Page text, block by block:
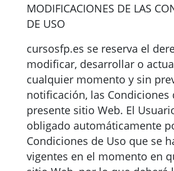
MODIFICACIONES DE LAS
DE USO
cursosfp.es se reserva el
modificar, desarrollar o
cualquier momento y sin
notificación, las Condiciones
presente sitio Web. El
obligado automáticamente
Condiciones de Uso que se
vigentes en el momento en